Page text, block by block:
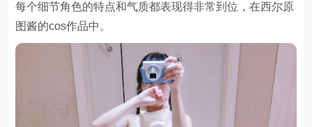
每个细节角色的特点和气质都表现得非常到位，在西尔原
图酱的cos作品中。